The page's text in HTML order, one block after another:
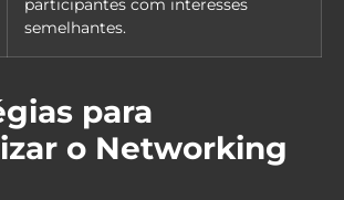
participantes com interesses
semelhantes.
para
o Networking